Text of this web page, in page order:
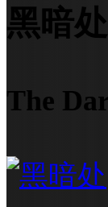
黑暗处
The